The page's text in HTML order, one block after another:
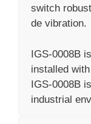
switch
de vibration.
IGS-0008B
installed
IGS-0008B
industrial